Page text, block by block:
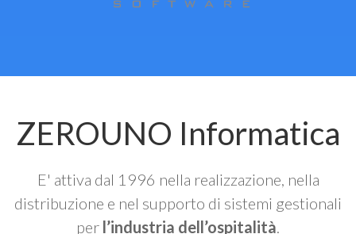
ZEROUNO Informatica
E' attiva dal 1996 nella realizzazione, nella
distribuzione e nel supporto di sistemi gestionali
per l’industria dell’ospitalità